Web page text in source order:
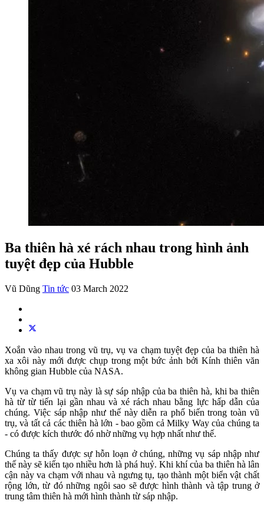
Ba thiên hà xé rách nhau trong hình ảnh
tuyệt đẹp của Hubble
Vũ Dũng Tin tức 03 March 2022
Xoắn vào nhau trong vũ trụ, vụ va chạm tuyệt đẹp của ba thiên hà
xa xôi này mới được chụp trong một bức ảnh bởi Kính thiên văn
không gian Hubble của NASA.
Vụ va chạm vũ trụ này là sự sáp nhập của ba thiên hà, khi ba thiên
hà từ từ tiến lại gần nhau và xé rách nhau bằng lực hấp dẫn của
chúng. Việc sáp nhập như thế này diễn ra phổ biến trong toàn vũ
trụ, và tất cả các thiên hà lớn - bao gồm cả Milky Way của chúng ta
- có được kích thước đó nhờ những vụ hợp nhất như thế.
Chúng ta thấy được sự hỗn loạn ở chúng, những vụ sáp nhập như
thế này sẽ kiến tạo nhiều hơn là phá huỷ. Khi khí của ba thiên hà lân
cận này va chạm với nhau và ngưng tụ, tạo thành một biển vật chất
rộng lớn, từ đó những ngôi sao sẽ được hình thành và tập trung ở
trung tâm thiên hà mới hình thành từ sáp nhập.